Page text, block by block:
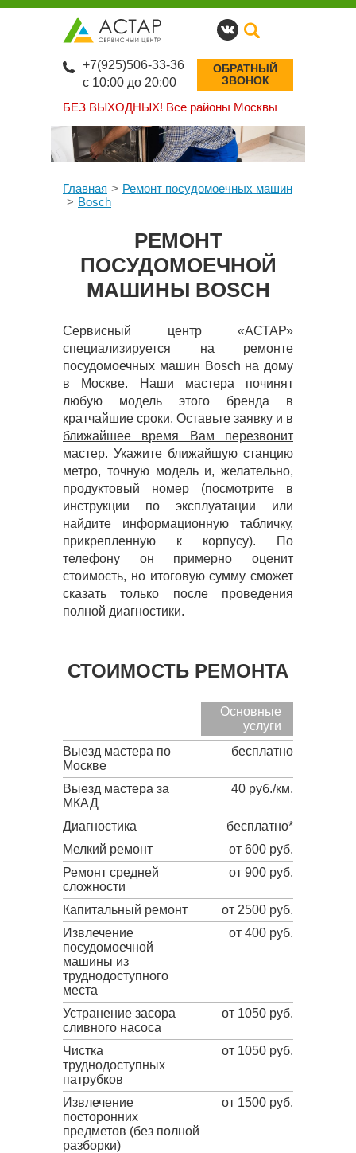
БЕЗ ВЫХОДНЫХ! Все районы Москвы
+7(925)506-33-36
с 10:00 до 20:00
ОБРАТНЫЙ
ЗВОНОК
Главная
Ремонт посудомоечных машин
Bosch
РЕМОНТ
ПОСУДОМОЕЧНОЙ
МАШИНЫ BOSCH
Сервисный центр «АСТАР»
специализируется на ремонте
посудомоечных машин Bosch на дому
в Москве. Наши мастера починят
любую модель этого бренда в
кратчайшие сроки. Оставьте заявку и в
ближайшее время Вам перезвонит
мастер. Укажите ближайшую станцию
метро, точную модель и, желательно,
продуктовый номер (посмотрите в
инструкции по эксплуатации или
найдите информационную табличку,
прикрепленную к корпусу). По
телефону он примерно оценит
стоимость, но итоговую сумму сможет
сказать только после проведения
полной диагностики.
СТОИМОСТЬ РЕМОНТА
Основные
услуги
Выезд мастера по
Москве
бесплатно
Выезд мастера за
МКАД
40 руб./км.
Диагностика
бесплатно*
Мелкий ремонт
от 600 руб.
Ремонт средней
сложности
от 900 руб.
Капитальный ремонт
от 2500 руб.
Извлечение
посудомоечной
машины из
труднодоступного
места
от 400 руб.
Устранение засора
сливного насоса
от 1050 руб.
Чистка
труднодоступных
патрубков
от 1050 руб.
Извлечение
посторонних
предметов (без полной
разборки)
от 1500 руб.